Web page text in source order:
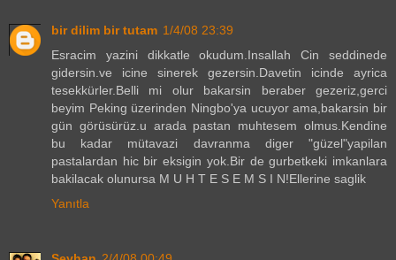
bir dilim bir tutam 1/4/08 23:39
Esracim yazini dikkatle okudum.Insallah Cin seddinede
gidersin.ve icine sinerek gezersin.Davetin icinde ayrica
tesekkürler.Belli mi olur bakarsin beraber gezeriz,gerci
beyim Peking üzerinden Ningbo'ya ucuyor ama,bakarsin bir
gün görüsürüz.u arada pastan muhtesem olmus.Kendine
bu kadar mütavazi davranma diger "güzel"yapilan
pastalardan hic bir eksigin yok.Bir de gurbetkeki imkanlara
bakilacak olunursa M U H T E S E M S I N!Ellerine saglik
Yanıtla